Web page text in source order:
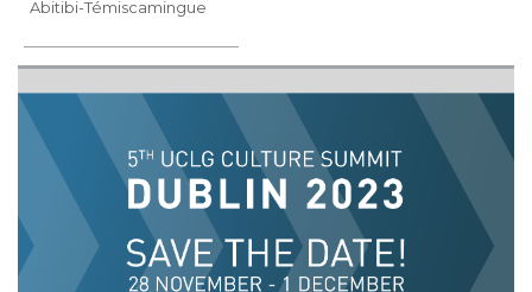
Abitibi-Témiscamingue